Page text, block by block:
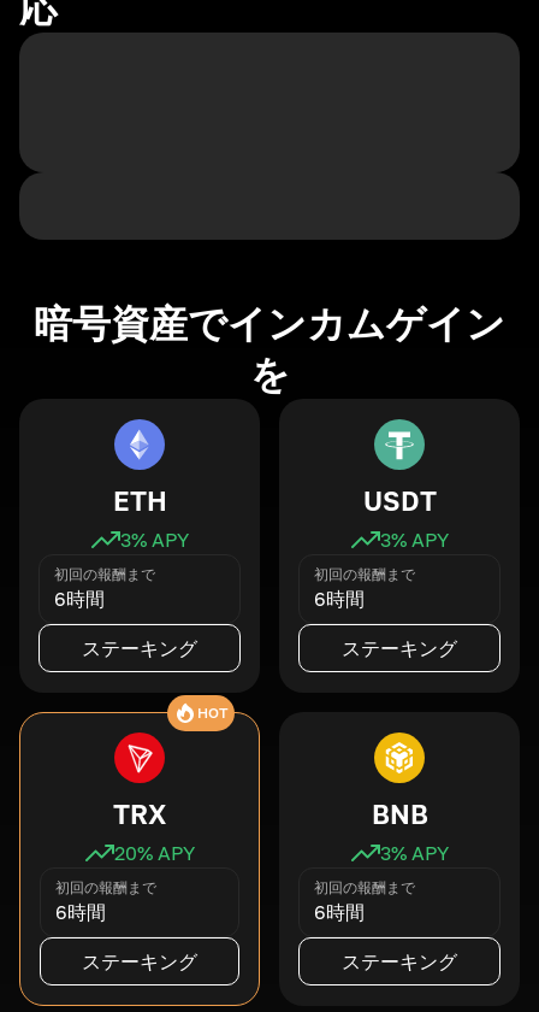
暗号資産でインカムゲイン
を
ETH
3% APY
初回の報酬まで
6時間
ステーキング
USDT
3% APY
初回の報酬まで
6時間
ステーキング
HOT
TRX
20% APY
初回の報酬まで
6時間
ステーキング
BNB
3% APY
初回の報酬まで
6時間
ステーキング